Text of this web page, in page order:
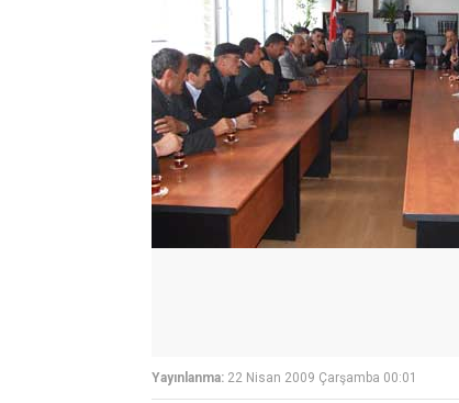
Yayınlanma: 22 Nisan 2009 Çarşamba 00:01